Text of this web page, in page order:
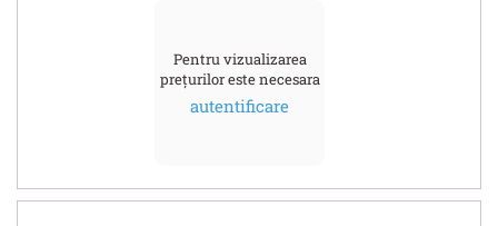
Pentru vizualizarea
prețurilor este necesara
autentificare